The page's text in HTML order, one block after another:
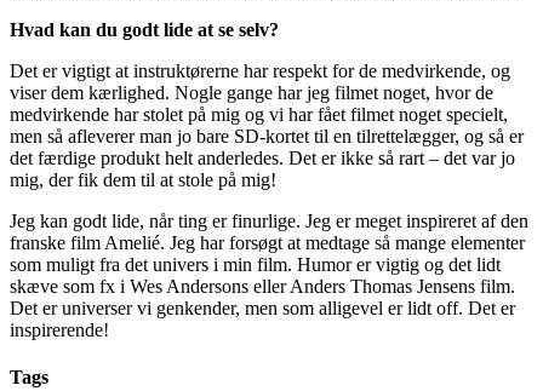
Hvad kan du godt lide at se selv?
Det er vigtigt at instruktørerne har respekt for de medvirkende, og
viser dem kærlighed. Nogle gange har jeg filmet noget, hvor de
medvirkende har stolet på mig og vi har fået filmet noget specielt,
men så afleverer man jo bare SD-kortet til en tilrettelægger, og så er
det færdige produkt helt anderledes. Det er ikke så rart – det var jo
mig, der fik dem til at stole på mig!
Jeg kan godt lide, når ting er finurlige. Jeg er meget inspireret af den
franske film Amelié. Jeg har forsøgt at medtage så mange elementer
som muligt fra det univers i min film. Humor er vigtig og det lidt
skæve som fx i Wes Andersons eller Anders Thomas Jensens film.
Det er universer vi genkender, men som alligevel er lidt off. Det er
inspirerende!
Tags